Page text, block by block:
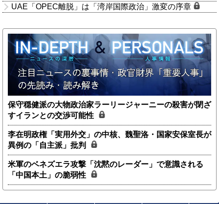
UAE「OPEC離脱」は「湾岸国際政治」激変の序章
保守穏健派の大物政治家ラーリージャーニーの殺害が閉ざ
すイランとの交渉可能性
李在明政権「実用外交」の中核、魏聖洛・国家安保室長が
異例の「自主派」批判
米軍のベネズエラ攻撃「沈黙のレーダー」で意識される
「中国本土」の脆弱性